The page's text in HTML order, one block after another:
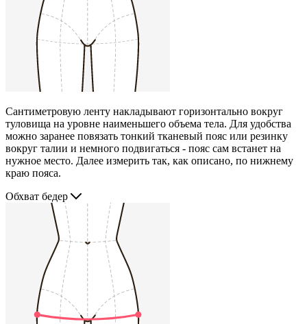
Сантиметровую ленту накладывают горизонтально вокруг
туловища на уровне наименьшего объема тела. Для удобства
можно заранее повязать тонкий тканевый пояс или резинку
вокруг талии и немного подвигаться - пояс сам встанет на
нужное место. Далее измерить так, как описано, по нижнему
краю пояса.
Обхват бедер